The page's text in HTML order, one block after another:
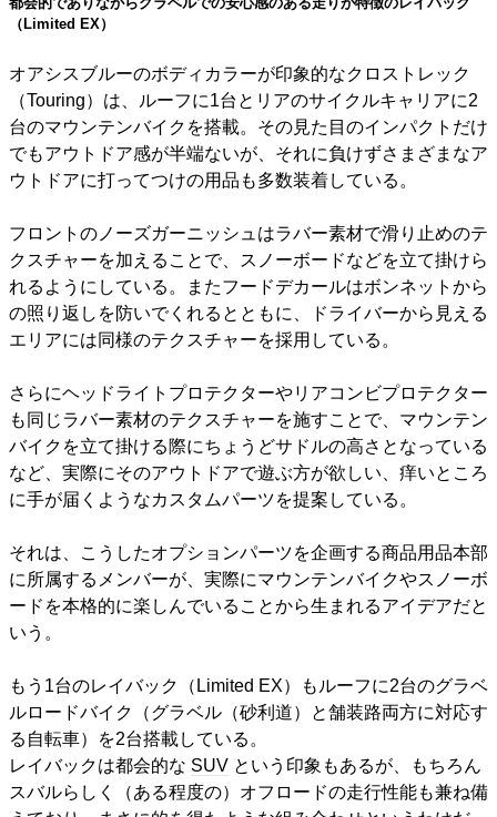
（Limited EX）
オアシスブルーのボディカラーが印象的なクロストレック
（Touring）は、ルーフに1台とリアのサイクルキャリアに2
台のマウンテンバイクを搭載。その見た目のインパクトだけ
でもアウトドア感が半端ないが、それに負けずさまざまなア
ウトドアに打ってつけの用品も多数装着している。
フロントのノーズガーニッシュはラバー素材で滑り止めのテ
クスチャーを加えることで、スノーボードなどを立て掛けら
れるようにしている。またフードデカールはボンネットから
の照り返しを防いでくれるとともに、ドライバーから見える
エリアには同様のテクスチャーを採用している。
さらにヘッドライトプロテクターやリアコンビプロテクター
も同じラバー素材のテクスチャーを施すことで、マウンテン
バイクを立て掛ける際にちょうどサドルの高さとなっている
など、実際にそのアウトドアで遊ぶ方が欲しい、痒いところ
に手が届くようなカスタムパーツを提案している。
それは、こうしたオプションパーツを企画する商品用品本部
に所属するメンバーが、実際にマウンテンバイクやスノーボ
ードを本格的に楽しんでいることから生まれるアイデアだと
いう。
もう1台のレイバック（Limited EX）もルーフに2台のグラベ
ルロードバイク（グラベル（砂利道）と舗装路両方に対応す
る自転車）を2台搭載している。
レイバックは都会的な SUV という印象もあるが、もちろん
スバルらしく（ある程度の）オフロードの走行性能も兼ね備